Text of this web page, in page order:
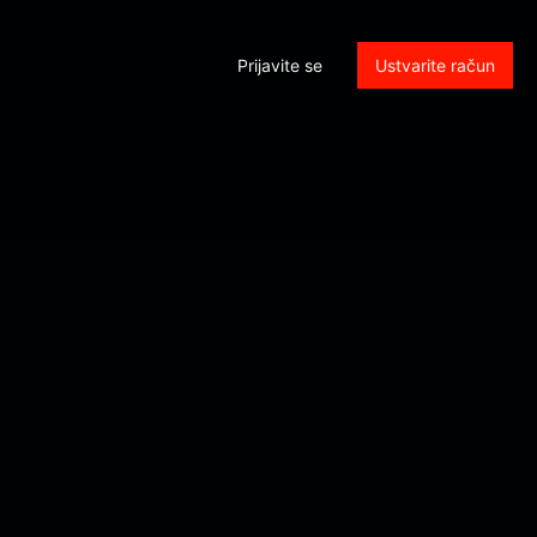
Prijavite se Ustvarite račun